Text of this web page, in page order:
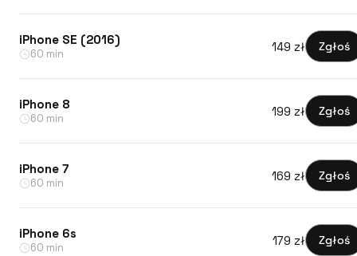
iPhone SE (2016)
60 min 149 zł Zgłoś
iPhone 8
60 min 199 zł Zgłoś
iPhone 7
60 min 169 zł Zgłoś
iPhone 6s
60 min 179 zł Zgłoś